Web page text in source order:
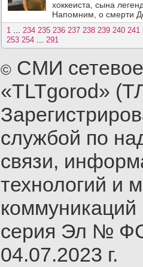
хоккеиста, сына
Напомним, о смерти
1 234 235 236 237 238 239 240 241
253 254 291
© СМИ
«TLTgorod»
службой по
связи,
технологий и
серия Эл №
04.07.2023 г.